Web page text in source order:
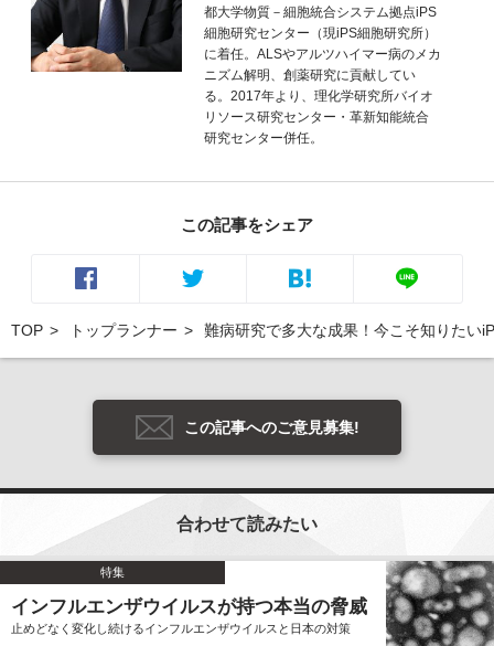
都大学物質－細胞統合システム拠点iPS
細胞研究センター（現iPS細胞研究所）
に着任。ALSやアルツハイマー病のメカ
ニズム解明、創薬研究に貢献してい
る。2017年より、理化学研究所バイオ
リソース研究センター・革新知能統合
研究センター併任。
この記事をシェア
TOP トップランナー 難病研究で多大な成果！今こそ知りたい
この記事へのご意見募集!
合わせて読みたい
特集
インフルエンザウイルスが持つ本当の脅威
止めどなく変化し続けるインフルエンザウイルスと日本の対策